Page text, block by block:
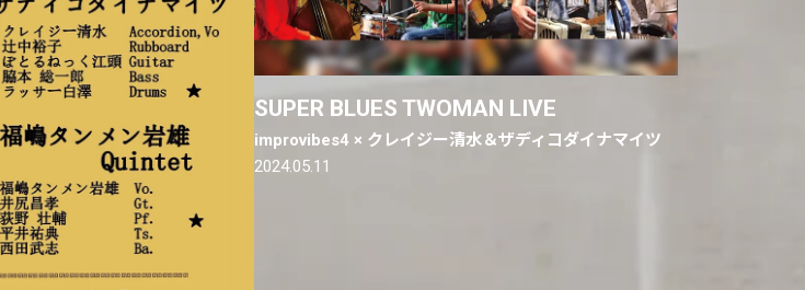
SUPER BLUES TWOMAN LIVE
improvibes4 × クレイジー清水＆ザディコダイナマイツ
2024.05.11